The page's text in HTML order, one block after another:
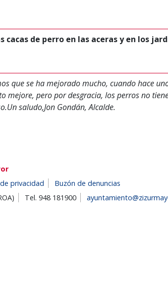
de perro en las aceras y en los
que se ha mejorado mucho, cuando hace
mejore, pero por desgracia, los perros no
saludo,Jon Gondán, Alcalde.
privacidad
Buzón de denuncias
Tel. 948 181900